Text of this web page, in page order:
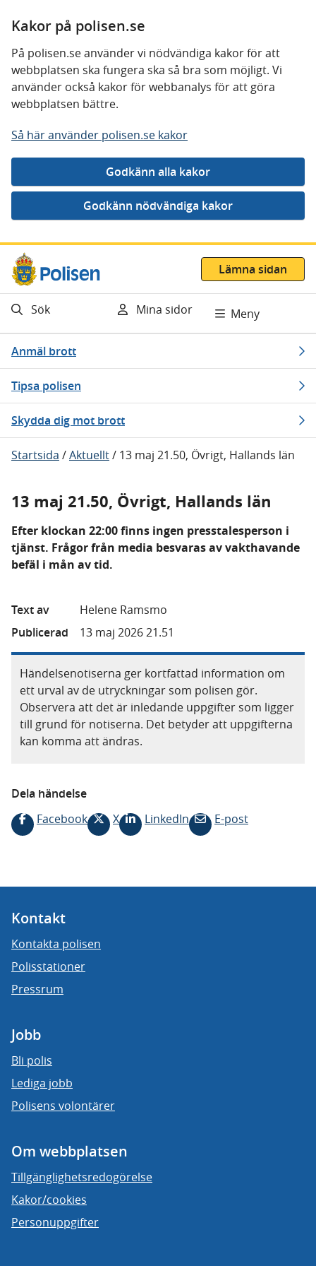
Kakor på polisen.se
På polisen.se använder vi nödvändiga kakor för att
webbplatsen ska fungera ska så bra som möjligt. Vi
använder också kakor för webbanalys för att göra
webbplatsen bättre.
Så här använder polisen.se kakor
Gå direkt till innehåll
Lämna sidan
Sök Mina sidor Meny
Anmäl brott
Tipsa polisen
Skydda dig mot brott
Startsida /Aktuellt/ 13 maj 21.50, Övrigt, Hallands län
13 maj 21.50, Övrigt, Hallands län
Efter klockan 22:00 finns ingen presstalesperson i
tjänst. Frågor från media besvaras av vakthavande
befäl i mån av tid.
Text av
Helene Ramsmo
Publicerad
13 maj 2026 21.51
Händelsenotiserna ger kortfattad information om
ett urval av de utryckningar som polisen gör.
Observera att det är inledande uppgifter som ligger
till grund för notiserna. Det betyder att uppgifterna
kan komma att ändras.
Dela händelse
Facebook
X LinkedIn E-post
Kontakt
Kontakta polisen
Polisstationer
Pressrum
Jobb
Bli polis
Lediga jobb
Polisens volontärer
Om webbplatsen
Tillgänglighetsredogörelse
Kakor/cookies
Personuppgifter